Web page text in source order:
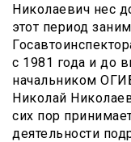
Николаевич нес
этот период
с 1981 года и до
начальником
Николай
сих пор
деятельности